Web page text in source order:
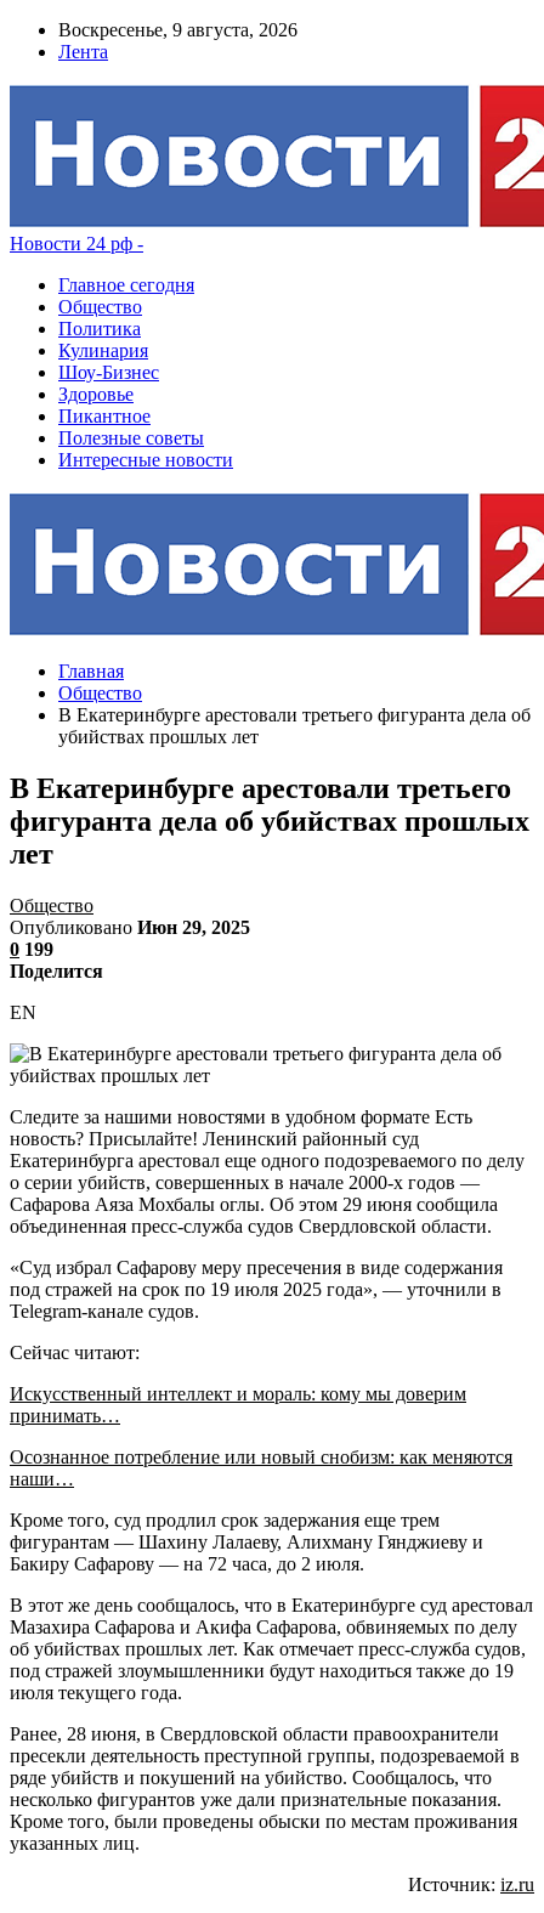
Воскресенье, 9 августа, 2026
Лента
Новости 24 рф -
Главное сегодня
Общество
Политика
Кулинария
Шоу-Бизнес
Здоровье
Пикантное
Полезные советы
Интересные новости
Главная
Общество
В Екатеринбурге арестовали третьего фигуранта дела об
убийствах прошлых лет
В Екатеринбурге арестовали третьего
фигуранта дела об убийствах прошлых
лет
Общество
Опубликовано Июн 29, 2025
0 199
Поделится
EN
Следите за нашими новостями в удобном формате Есть
новость? Присылайте! Ленинский районный суд
Екатеринбурга арестовал еще одного подозреваемого по делу
о серии убийств, совершенных в начале 2000-х годов —
Сафарова Аяза Мохбалы оглы. Об этом 29 июня сообщила
объединенная пресс-служба судов Свердловской области.
«Суд избрал Сафарову меру пресечения в виде содержания
под стражей на срок по 19 июля 2025 года», — уточнили в
Telegram-канале судов.
Сейчас читают:
Искусственный интеллект и мораль: кому мы доверим
принимать…
Осознанное потребление или новый снобизм: как меняются
наши…
Кроме того, суд продлил срок задержания еще трем
фигурантам — Шахину Лалаеву, Алихману Гянджиеву и
Бакиру Сафарову — на 72 часа, до 2 июля.
В этот же день сообщалось, что в Екатеринбурге суд арестовал
Мазахира Сафарова и Акифа Сафарова, обвиняемых по делу
об убийствах прошлых лет. Как отмечает пресс-служба судов,
под стражей злоумышленники будут находиться также до 19
июля текущего года.
Ранее, 28 июня, в Свердловской области правоохранители
пресекли деятельность преступной группы, подозреваемой в
ряде убийств и покушений на убийство. Сообщалось, что
несколько фигурантов уже дали признательные показания.
Кроме того, были проведены обыски по местам проживания
указанных лиц.
Источник: iz.ru